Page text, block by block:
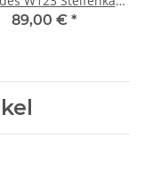
055 creme beige
89,00 € *